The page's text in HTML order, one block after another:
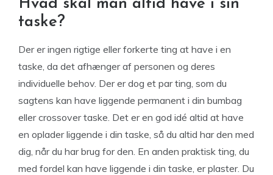
Hvad skal man altid have i sin
taske?
Der er ingen rigtige eller forkerte ting at have i en
taske, da det afhænger af personen og deres
individuelle behov. Der er dog et par ting, som du
sagtens kan have liggende permanent i din bumbag
eller crossover taske. Det er en god idé altid at have
en oplader liggende i din taske, så du altid har den med
dig, når du har brug for den. En anden praktisk ting, du
med fordel kan have liggende i din taske, er plaster. Du